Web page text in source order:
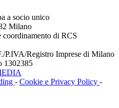
a socio unico
Milano
coordinamento di RCS
P.IVA/Registro Imprese di Milano
1302385
- Cookie e Privacy Policy -